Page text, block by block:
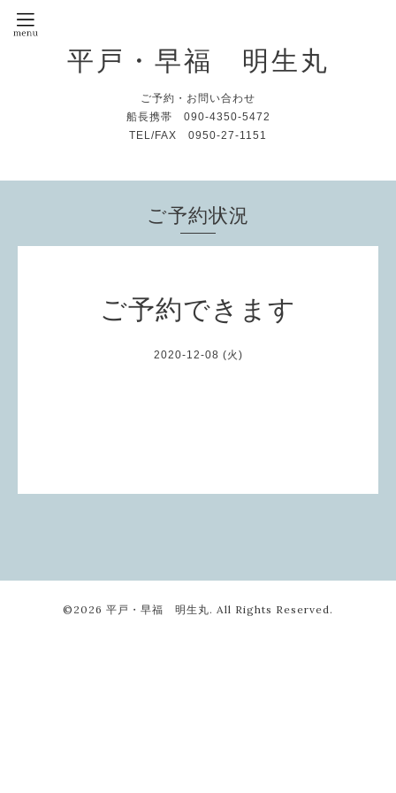
平戸・早福 明生丸
ご予約・お問い合わせ
船長携帯 090-4350-5472
TEL/FAX 0950-27-1151
ご予約状況
ご予約できます
2020-12-08 (火)
©2026 平戸・早福 明生丸. All Rights Reserved.